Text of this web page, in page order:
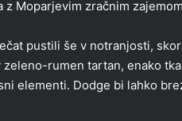
z Moparjevim zračnim
pustili še v notranjosti,
rumen tartan, enako
elementi. Dodge bi lahko